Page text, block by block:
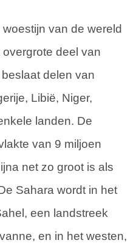
van de wereld
deel van
delen van
Libië, Niger,
landen. De
van 9 miljoen
net zo groot is als
Sahara wordt in het
een landstreek
en in het westen,